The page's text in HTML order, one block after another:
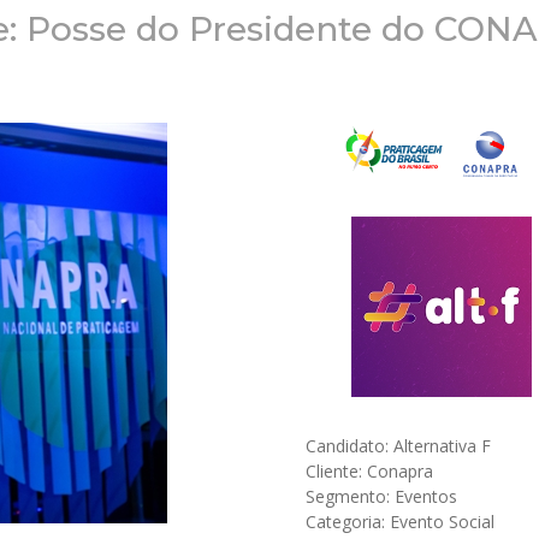
Posse do Presidente do
Candidato: Alternativa F
Cliente: Conapra
Segmento: Eventos
Categoria: Evento Social